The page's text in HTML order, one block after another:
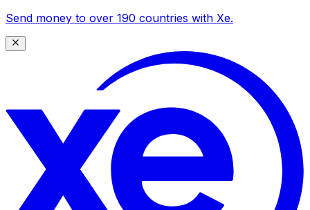
Send money to over 190 countries with Xe.